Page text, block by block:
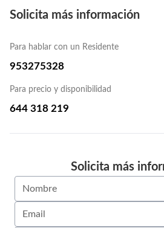
Solicita más información
Para hablar con un Residente
953275328
Para precio y disponibilidad
644 318 219
Solicita más